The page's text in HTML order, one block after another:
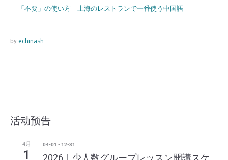
「不要」の使い方｜上海のレストランで一番使う中国語
by echinash
活动预告
4月
1
04-01 - 12-31
2026｜少人数グループレッスン開講スケ